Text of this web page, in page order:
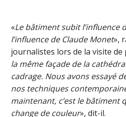
«Le bâtiment subit
l’influence de Claude Monet»,
journalistes lors de la visite de
la même façade de la
cadrage. Nous avons essayé
nos techniques
maintenant, c’est le bâtiment
change de couleur», dit-il.